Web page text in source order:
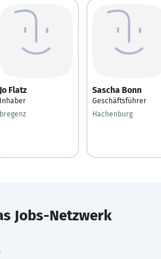
Jo Flatz
Inhaber
bregenz
Sascha Bonn
Geschäftsführer
Hachenburg
Jobs-Netzwerk